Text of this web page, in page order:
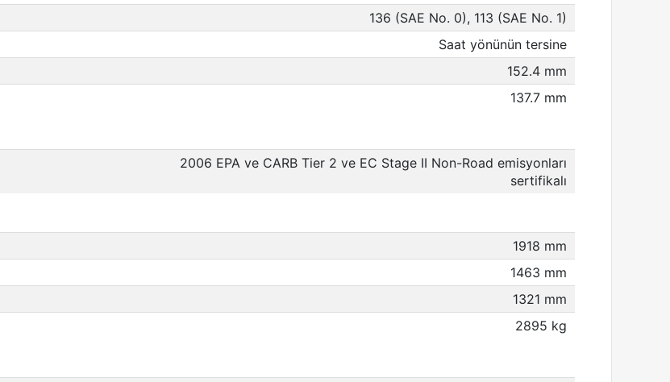
136 (SAE No. 0), 113 (SAE No. 1)
Saat yönünün tersine
152.4 mm
137.7 mm
2006 EPA ve CARB Tier 2 ve EC Stage II Non-Road emisyonları
sertifikalı
1918 mm
1463 mm
1321 mm
2895 kg